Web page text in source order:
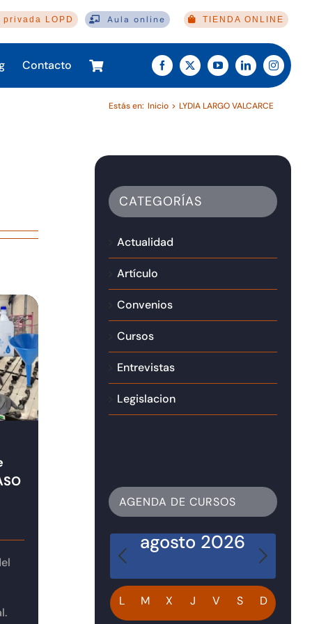
privada LOPD Aula online TIENDA ONLINE
Contacto
Estás en: Inicio LYDIA LARGO VALCARCE
CATEGORÍAS
Actualidad
Artículo
Convenios
Cursos
Entrevistas
Legislacion
AGENDA DE CURSOS
agosto 2026
Calendario
L M X J V S D